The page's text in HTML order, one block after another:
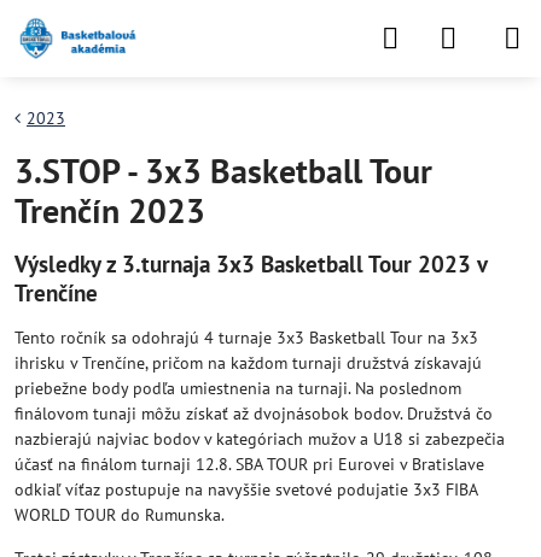
2023
3.STOP - 3x3 Basketball Tour
Trenčín 2023
Výsledky z 3.turnaja 3x3 Basketball Tour 2023 v
Trenčíne
Tento ročník sa odohrajú 4 turnaje 3x3 Basketball Tour na 3x3
ihrisku v Trenčíne, pričom na každom turnaji družstvá získavajú
priebežne body podľa umiestnenia na turnaji. Na poslednom
finálovom tunaji môžu získať až dvojnásobok bodov. Družstvá čo
nazbierajú najviac bodov v kategóriach mužov a U18 si zabezpečia
účasť na finálom turnaji 12.8. SBA TOUR pri Eurovei v Bratislave
odkiaľ víťaz postupuje na navyššie svetové podujatie 3x3 FIBA
WORLD TOUR do Rumunska.